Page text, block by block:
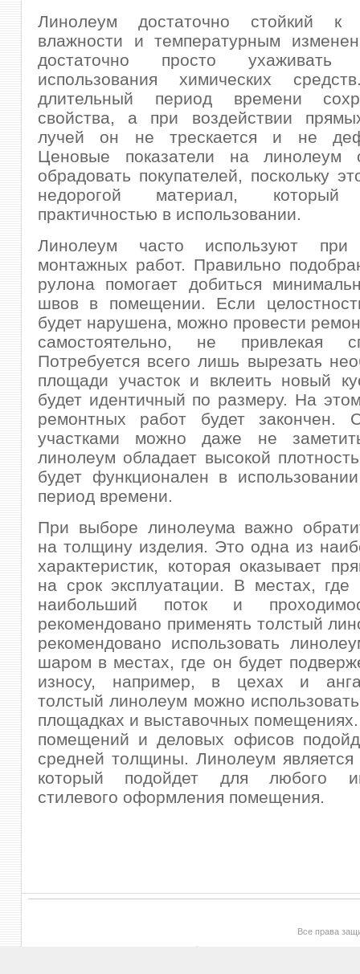
Линолеум достаточно стойкий к
влажности и температурным
достаточно просто
использования химических
длительный период времени
свойства, а при воздействии
лучей он не трескается и не
Ценовые показатели на линолеум
обрадовать покупателей, поскольку
недорогой материал, который
практичностью в использовании.
Линолеум часто используют при
монтажных работ. Правильно
рулона помогает добиться
швов в помещении. Если
будет нарушена, можно провести
самостоятельно, не привлекая
Потребуется всего лишь вырезать
площади участок и вклеить новый
будет идентичный по размеру. На
ремонтных работ будет закончен.
участками можно даже не
линолеум обладает высокой
будет функционален в
период времени.
При выборе линолеума важно
на толщину изделия. Это одна из
характеристик, которая оказывает
на срок эксплуатации. В местах, где
наибольший поток и
рекомендовано применять толстый
рекомендовано использовать
шаром в местах, где он будет
износу, например, в цехах и
толстый линолеум можно
площадках и выставочных
помещений и деловых офисов
средней толщины. Линолеум
который подойдет для любого
стилевого оформления помещения.
Все права